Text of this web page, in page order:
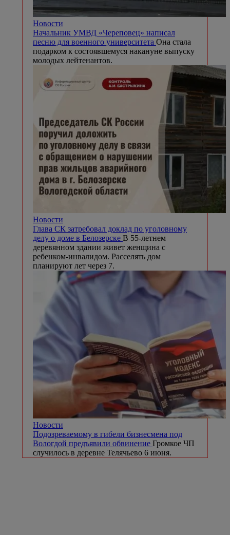
Новости
Начальник УМВД «Череповец» написал
песню для военного университета Она стала
подарком к состоявшемуся накануне выпуску
молодых лейтенантов.
Новости
Глава СК затребовал доклад по уголовному
делу о доме в Белозерске В 55-летнем
деревянном здании живет женщина с
ребенком-инвалидом. Расселять дом
планируют лет через 7.
Новости
Подозреваемому в гибели бизнесмена под
Вологдой предъявили обвинение Громкое ЧП
случилось в деревне Телячьево 6 июня.